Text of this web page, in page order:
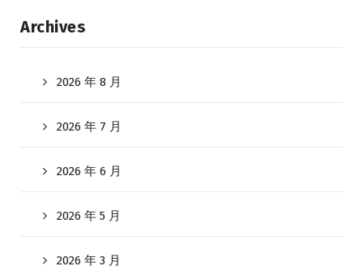
Archives
2026 年 8 月
2026 年 7 月
2026 年 6 月
2026 年 5 月
2026 年 3 月